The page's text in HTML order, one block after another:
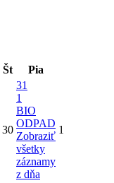
Št Pia
30
31
1
BIO
ODPAD
Zobraziť
všetky
záznamy
z dňa
1